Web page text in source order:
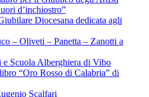
d’inchiostro”
Diocesana dedicata agli
– Oliveti – Panetta – Zanotti a
e Scuola Alberghiera di Vibo
“Oro Rosso di Calabria” di
Scalfari